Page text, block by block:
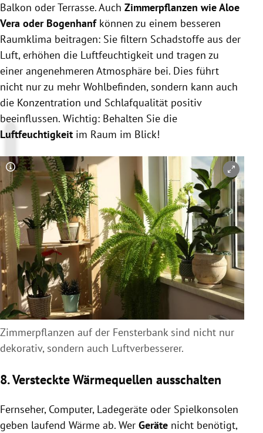
Balkon oder Terrasse. Auch Zimmerpflanzen wie Aloe
Vera oder Bogenhanf können zu einem besseren
Raumklima beitragen: Sie filtern Schadstoffe aus der
Luft, erhöhen die Luftfeuchtigkeit und tragen zu
einer angenehmeren Atmosphäre bei. Dies führt
nicht nur zu mehr Wohlbefinden, sondern kann auch
die Konzentration und Schlafqualität positiv
beeinflussen. Wichtig: Behalten Sie die
Luftfeuchtigkeit im Raum im Blick!
Copyright-Hinweis öffnen/schließen
Zimmerpflanzen auf der Fensterbank sind nicht nur
dekorativ, sondern auch Luftverbesserer.
8. Versteckte Wärmequellen ausschalten
Fernseher, Computer, Ladegeräte oder Spielkonsolen
geben laufend Wärme ab. Wer Geräte nicht benötigt,